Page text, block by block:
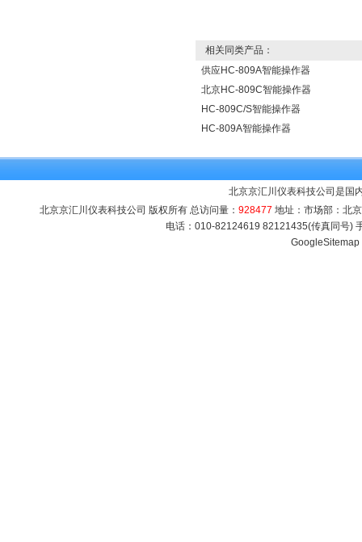
相关同类产品：
供应HC-809A智能操作器
北京HC-809C智能操作器
HC-809C/S智能操作器
HC-809A智能操作器
北京京汇川仪表科技公司是国
北京京汇川仪表科技公司 版权所有 总访问量： 928477 地址：市场部：北
电话：010-82124619 82121435(传真同号)
GoogleSitemap